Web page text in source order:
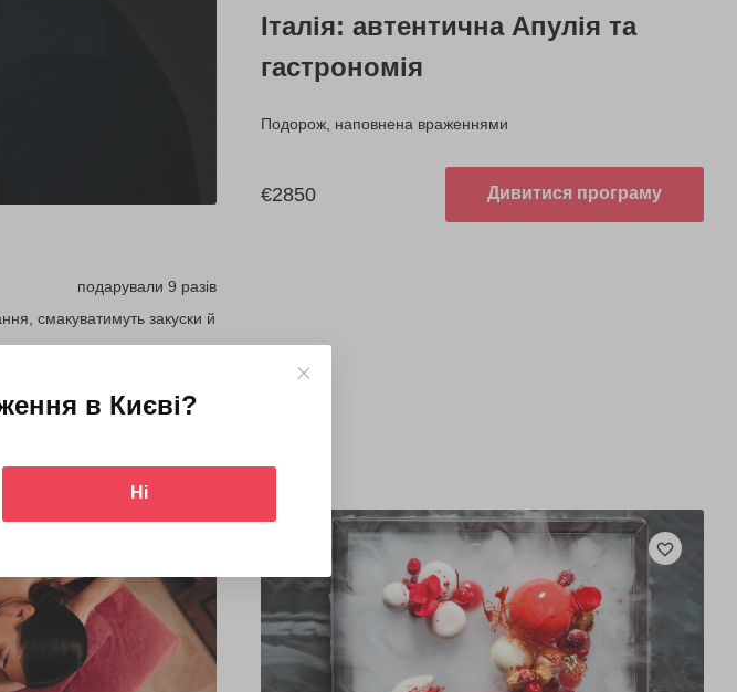
подарували 9 разів
смакуватимуть закуски й
Подарувати
Італія: автентична Апулія та
гастрономія
Подорож, наповнена враженнями
€2850 Дивитися програму
в Києві?
Ні